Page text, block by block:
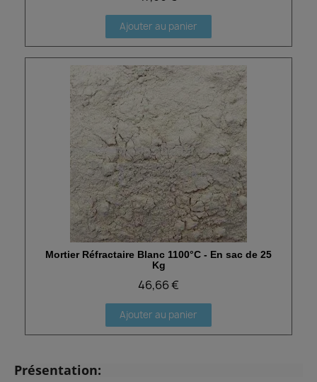
Ajouter au panier
Aperçu rapide
Mortier Réfractaire Blanc 1100°C - En sac de 25
Kg
46,66 €
Ajouter au panier
Présentation: